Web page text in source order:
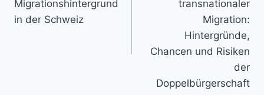
Migrationshintergrund
in der Schweiz
transnationaler
Migration:
Hintergründe,
Chancen und Risiken
der
Doppelbürgerschaft